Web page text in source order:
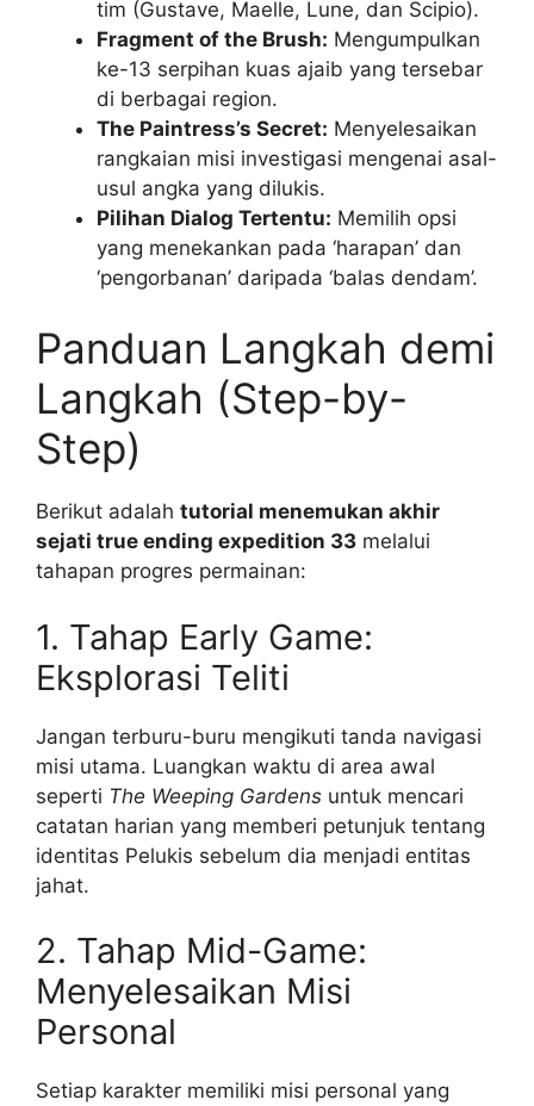
tim (Gustave, Maelle, Lune, dan Scipio).
Fragment of the Brush: Mengumpulkan
ke-13 serpihan kuas ajaib yang tersebar
di berbagai region.
The Paintress’s Secret: Menyelesaikan
rangkaian misi investigasi mengenai asal-
usul angka yang dilukis.
Pilihan Dialog Tertentu: Memilih opsi
yang menekankan pada ‘harapan’ dan
‘pengorbanan’ daripada ‘balas dendam’.
Panduan Langkah demi
Langkah (Step-by-
Step)
Berikut adalah tutorial menemukan akhir
sejati true ending expedition 33 melalui
tahapan progres permainan:
1. Tahap Early Game:
Eksplorasi Teliti
Jangan terburu-buru mengikuti tanda navigasi
misi utama. Luangkan waktu di area awal
seperti The Weeping Gardens untuk mencari
catatan harian yang memberi petunjuk tentang
identitas Pelukis sebelum dia menjadi entitas
jahat.
2. Tahap Mid-Game:
Menyelesaikan Misi
Personal
Setiap karakter memiliki misi personal yang